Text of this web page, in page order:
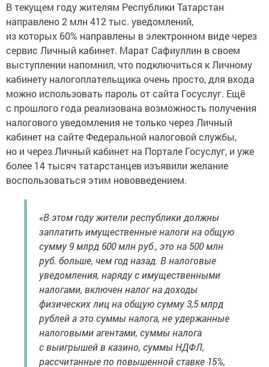
В текущем году жителям Республики Татарстан
направлено 2 млн 412 тыс. уведомлений,
из которых 60% направлены в электронном виде через
сервис Личный кабинет. Марат Сафиуллин в своем
выступлении напомнил, что подключиться к Личному
кабинету налогоплательщика очень просто, для входа
можно использовать пароль от сайта Госуслуг. Ещё
с прошлого года реализована возможность получения
налогового уведомления не только через Личный
кабинет на сайте Федеральной налоговой службы,
но и через Личный кабинет на Портале Госуслуг, и уже
более 14 тысяч татарстанцев изъявили желание
воспользоваться этим нововведением.
«В этом году жители республики должны
заплатить имущественные налоги на общую
сумму 9 млрд 600 млн руб., это на 500 млн
руб. больше, чем год назад. В налоговые
уведомления, наряду с имущественными
налогами, включен налог на доходы
физических лиц на общую сумму 3,5 млрд
рублей а это суммы налога, не удержанные
налоговыми агентами, суммы налога
с выигрышей в казино, суммы НДФЛ,
рассчитанные по повышенной ставке 15%,